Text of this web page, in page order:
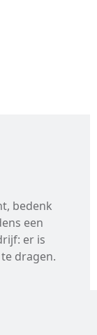
bedenk
een
er is
dragen.